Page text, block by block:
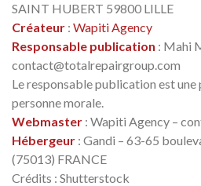
SAINT HUBERT 59800 LILLE
Créateur : Wapiti Agency
Responsable publication : Mahi
contact@totalrepairgroup.com
Le responsable publication est une
personne morale.
Webmaster : Wapiti Agency –
Hébergeur : Gandi – 63-65
(75013) FRANCE
Crédits : Shutterstock